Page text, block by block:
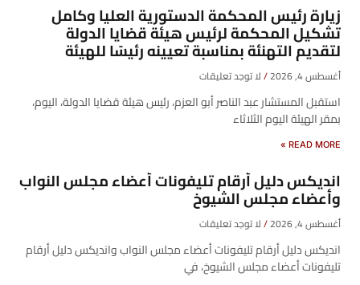
زيارة رئيس المحكمة الدستورية العليا وكامل
تشكيل المحكمة لرئيس هيئة قضايا الدولة
لتقديم التهنئة بمناسبة تعيينه رئيسًا للهيئة
أغسطس 4, 2026 لا توجد تعليقات
​استقبل المستشار عبد الناصر أبو العزم، رئيس هيئة قضايا الدولة، اليوم،
بمقر الهيئة اليوم الثلاثاء
READ MORE »
انديكس دليل أرقام تليفونات أعضاء مجلس النواب
وأعضاء مجلس الشيوخ
أغسطس 4, 2026 لا توجد تعليقات
انديكس دليل أرقام تليفونات أعضاء مجلس النواب وانديكس دليل أرقام
تليفونات أعضاء مجلس الشيوخ، في